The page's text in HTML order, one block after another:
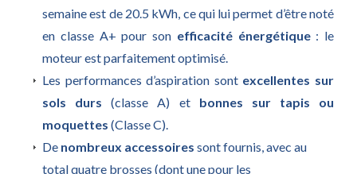
semaine est de 20.5 kWh, ce qui lui permet d’être noté
en classe A+ pour son efficacité énergétique: le
moteur est parfaitement optimisé.
Les performances d’aspiration sontexcellentes sur
sols durs (classe A) et bonnes sur tapis ou
moquettes (Classe C).
De nombreux accessoires sont fournis, avec au
total quatre brosses (dont une pour les